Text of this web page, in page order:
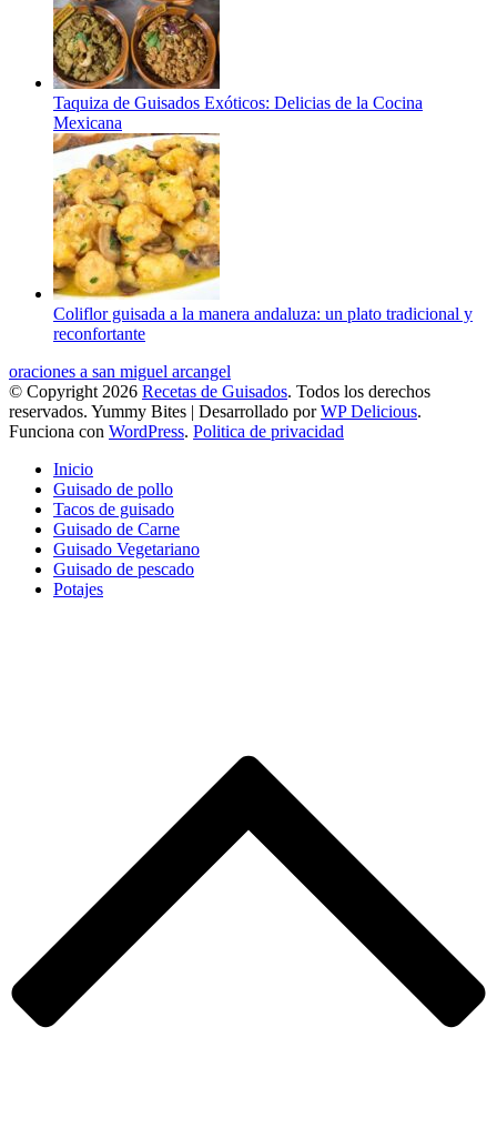
Taquiza de Guisados Exóticos: Delicias de la Cocina
Mexicana
Coliflor guisada a la manera andaluza: un plato tradicional y
reconfortante
oraciones a san miguel arcangel
© Copyright 2026 Recetas de Guisados. Todos los derechos
reservados. Yummy Bites | Desarrollado porWP Delicious.
Funciona con WordPress. Politica de privacidad
Inicio
Guisado de pollo
Tacos de guisado
Guisado de Carne
Guisado Vegetariano
Guisado de pescado
Potajes